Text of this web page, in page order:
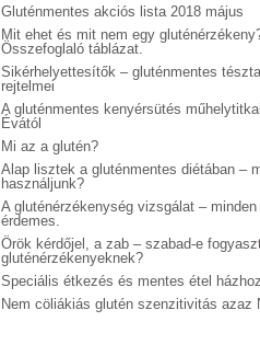
Gluténmentes akciós lista 2018 május
Mit ehet és mit nem egy
Összefoglaló táblázat.
Sikérhelyettesítők – gluténmentes
rejtelmei
A gluténmentes kenyérsütés
Évától
Mi az a glutén?
Alap lisztek a gluténmentes diétában –
használjunk?
A gluténérzékenység vizsgálat –
érdemes.
Örök kérdőjel, a zab – szabad-e
gluténérzékenyeknek?
Speciális étkezés és mentes étel
Nem cöliákiás glutén szenzitivitás azaz